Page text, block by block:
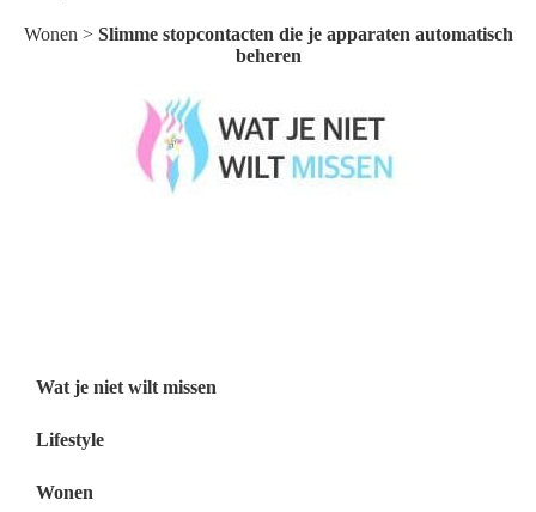
Wonen > Slimme stopcontacten die je apparaten automatisch
beheren
Wat je niet wilt missen
Lifestyle
Wonen